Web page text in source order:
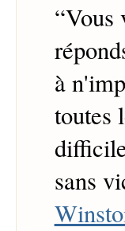
“Vous
à
toutes
sans